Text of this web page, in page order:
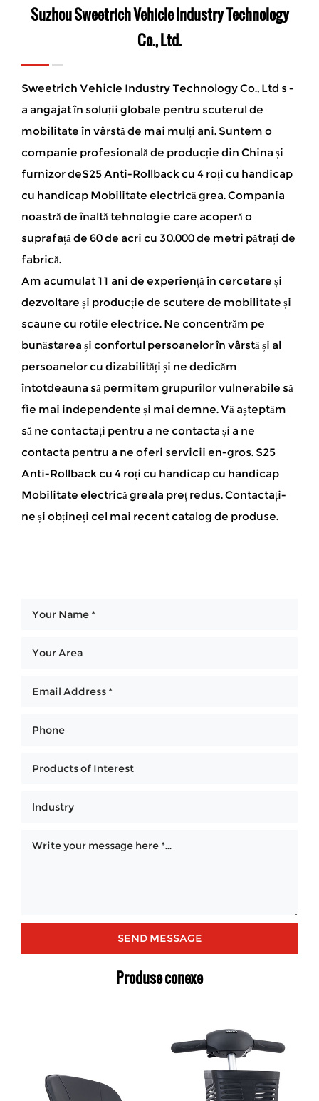
Suzhou Sweetrich Vehicle Industry Technology
Co., Ltd.
Sweetrich Vehicle Industry Technology Co., Ltd s -
a angajat în soluții globale pentru scuterul de
mobilitate în vârstă de mai mulți ani. Suntem o
companie profesională de producție din China și
furnizor deS25 Anti-Rollback cu 4 roți cu handicap
cu handicap Mobilitate electrică grea. Compania
noastră de înaltă tehnologie care acoperă o
suprafață de 60 de acri cu 30.000 de metri pătrați de
fabrică.
Am acumulat 11 ani de experiență în cercetare și
dezvoltare și producție de scutere de mobilitate și
scaune cu rotile electrice. Ne concentrăm pe
bunăstarea și confortul persoanelor în vârstă și al
persoanelor cu dizabilități și ne dedicăm
întotdeauna să permitem grupurilor vulnerabile să
fie mai independente și mai demne. Vă așteptăm
să ne contactați pentru a ne contacta și a ne
contacta pentru a ne oferi servicii en-gros. S25
Anti-Rollback cu 4 roți cu handicap cu handicap
Mobilitate electrică greala preț redus. Contactați-
ne și obțineți cel mai recent catalog de produse.
Produse conexe